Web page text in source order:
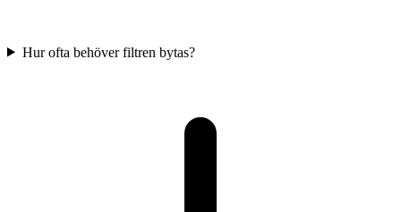
Hur ofta behöver filtren bytas?